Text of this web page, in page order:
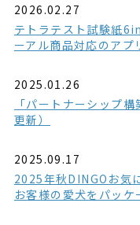
2026.02.27
テトラテスト試験紙
ーアル商品対応のアプ
2025.01.26
「パートナーシップ
更新）
2025.09.17
2025年秋DINGOお気
お客様の愛犬をパッケ